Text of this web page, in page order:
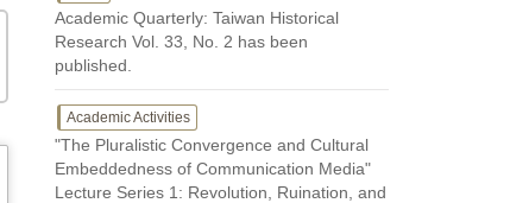
Academic Quarterly: Taiwan Historical
Research Vol. 33, No. 2 has been
published.
Academic Activities
"The Pluralistic Convergence and Cultural
Embeddedness of Communication Media"
Lecture Series 1: Revolution, Ruination, and